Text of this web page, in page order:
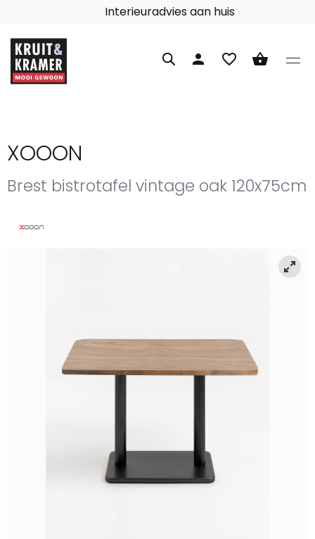
Interieuradvies aan huis
person favorite_border shopping_basket
XOOON
Brest bistrotafel vintage oak 120x75cm